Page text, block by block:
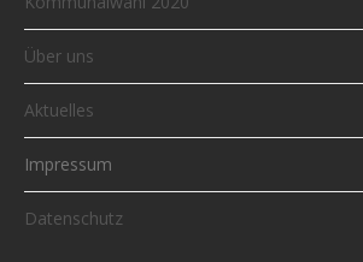
Über uns
Aktuelles
Impressum
Datenschutz